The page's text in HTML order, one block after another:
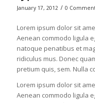
January 17, 2012 / 0
Lorem ipsum dolor sit
Aenean commodo ligula
natoque penatibus et
ridiculus mus. Donec
pretium quis, sem. Nulla
Lorem ipsum dolor sit
Aenean commodo ligula